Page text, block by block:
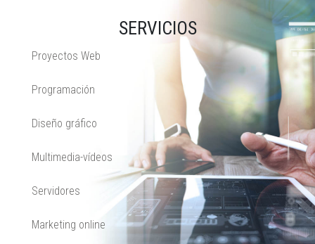
Proyectos Web
Programación
Diseño gráfico
Multimedia-vídeos
Servidores
Marketing online
SERVICIOS